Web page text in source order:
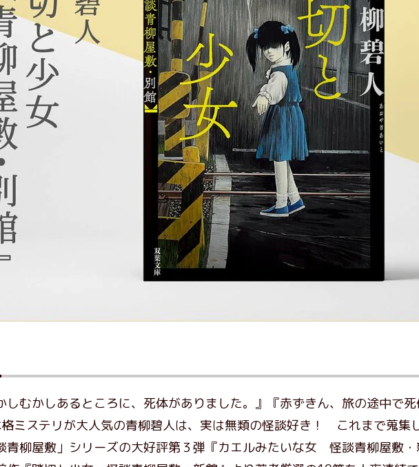
しむかしあるところに、死体がありました。』『赤ずきん、旅の途中で
ミステリが大人気の青柳碧人は、実は無類の怪談好き！ これまで蒐集
青柳屋敷」シリーズの大好評第３弾『カエルみたいな女 怪談青柳屋敷